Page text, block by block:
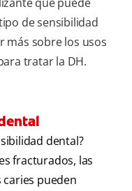
de sensibilidad
más sobre los usos
tratar la DH.
dental?
fracturados, las
caries pueden